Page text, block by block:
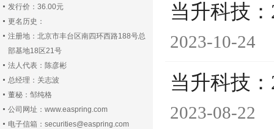
发行价：36.00元
更名历史：
注册地：北京市丰台区南四环西路188号总
部基地18区21号
法人代表：陈彦彬
总经理：关志波
董秘：邹纯格
公司网址：www.easpring.com
电子信箱：securities@easpring.com
当升科技
2023-10-24
当升科技
2023-08-22